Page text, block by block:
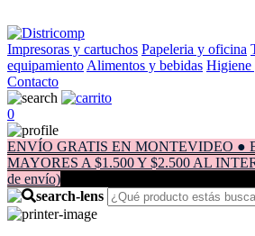
Impresoras y cartuchos Papeleria y oficina
equipamiento Alimentos y bebidas Higiene
Contacto
0
ENVÍO GRATIS EN MONTEVIDEO ●
MAYORES A $1.500 Y $2.500 AL
de envío)